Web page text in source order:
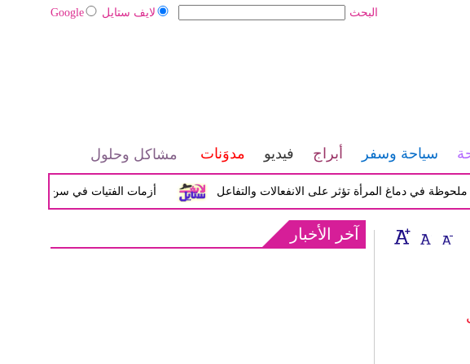
لايف ستايل Google البحث
سياحة وسفر أبراج فيديو مدوَنات مشاكل وحلول
أزمات الفتيات في سن المراهقة بين دماغ المرأة تؤثر على الانفعالات والتفاعل
آخر الأخبار